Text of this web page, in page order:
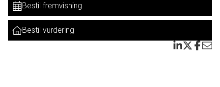
vedligeholdelse. Pillefyret fra ca. 2014 og husets
brændeovn sørger for effektiv opvarmning året rundt.
Udhusene byder på mange muligheder med blandt andet
en ældre autolift (uden garanti), perfekt til gør-det-selv
Bestil fremvisning
Bestil vurdering